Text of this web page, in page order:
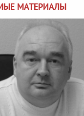
МАТЕРИАЛЫ